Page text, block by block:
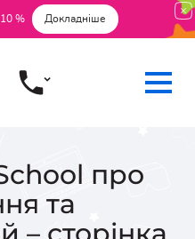
% Докладніше
про
та